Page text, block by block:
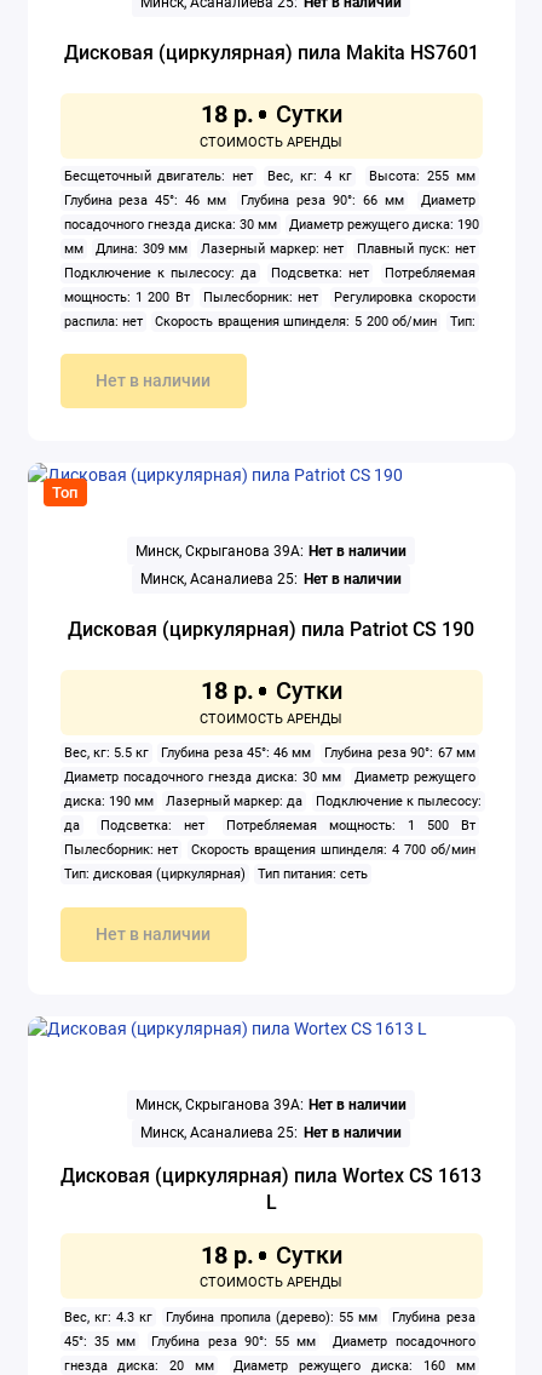
Дисковая (циркулярная) пила Makita HS7601
18 р.
Бесщеточный двигатель: нет Вес, кг: 4 кг
Высота: 255 мм
Глубина реза 45°: 46 мм
Глубина реза 90°: 66 мм
Диаметр
посадочного гнезда диска: 30 мм
Диаметр режущего диска: 190
мм
Длина: 309 мм Лазерный маркер: нет
Плавный пуск: нет
Подключение к пылесосу: да
Подсветка: нет
Потребляемая
мощность: 1 200 Вт
Пылесборник: нет
Регулировка скорости
распила: нет
Скорость вращения шпинделя: 5 200 об/мин
Тип:
Нет в наличии
Топ
Минск, Скрыганова 39А: Нет в наличии
Минск, Асаналиева 25: Нет в наличии
Дисковая (циркулярная) пила Patriot CS 190
18 р.
Вес, кг: 5.5 кг Глубина реза 45°: 46 мм
Глубина реза 90°: 67 мм
Диаметр посадочного гнезда диска: 30 мм
Диаметр режущего
диска: 190 мм
Лазерный маркер: да
Подключение к пылесосу:
да
Подсветка: нет
Потребляемая мощность: 1 500 Вт
Пылесборник: нет
Скорость вращения шпинделя: 4 700 об/мин
Тип: дисковая (циркулярная)
Тип питания: сеть
Нет в наличии
Минск, Скрыганова 39А: Нет в наличии
Минск, Асаналиева 25: Нет в наличии
Дисковая (циркулярная) пила Wortex CS 1613
L
18 р.
Вес, кг: 4.3 кг Глубина пропила (дерево): 55 мм
Глубина реза
45°: 35 мм
Глубина реза 90°: 55 мм
Диаметр посадочного
гнезда диска: 20 мм
Диаметр режущего диска: 160 мм